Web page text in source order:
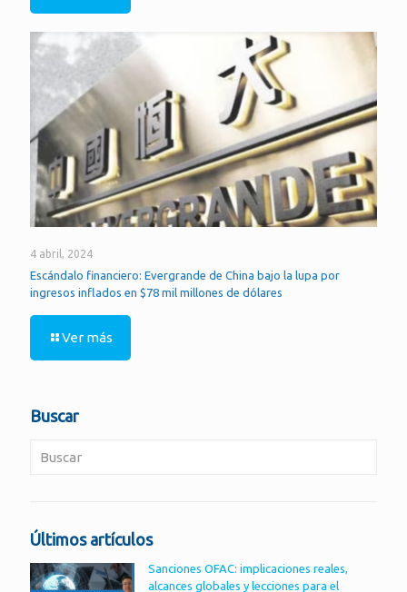
4 abril, 2024
Escándalo financiero: Evergrande de China bajo la lupa por
ingresos inflados en $78 mil millones de dólares
Ver más
Buscar
Últimos artículos
Sanciones OFAC: implicaciones reales,
alcances globales y lecciones para el